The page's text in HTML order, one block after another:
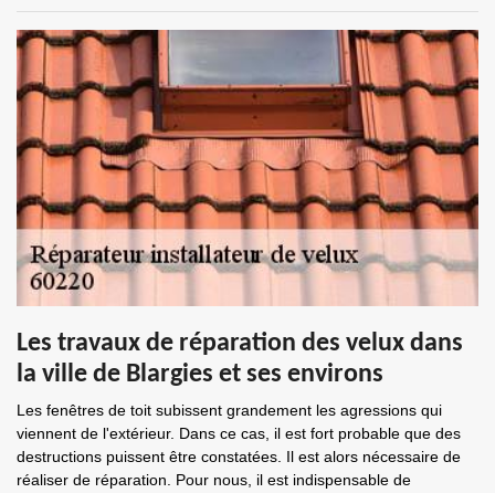
Les travaux de réparation des velux dans
la ville de Blargies et ses environs
Les fenêtres de toit subissent grandement les agressions qui
viennent de l'extérieur. Dans ce cas, il est fort probable que des
destructions puissent être constatées. Il est alors nécessaire de
réaliser de réparation. Pour nous, il est indispensable de